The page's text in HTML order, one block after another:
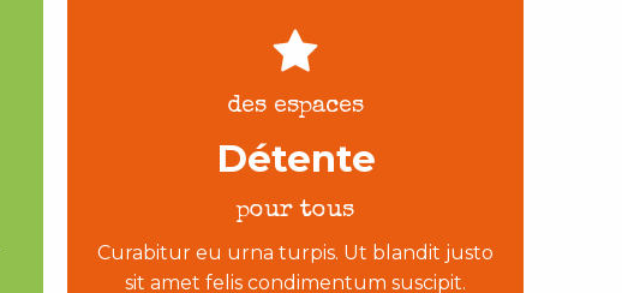
des espaces
Détente
pour tous
Curabitur eu urna turpis. Ut blandit justo
sit amet felis condimentum suscipit.